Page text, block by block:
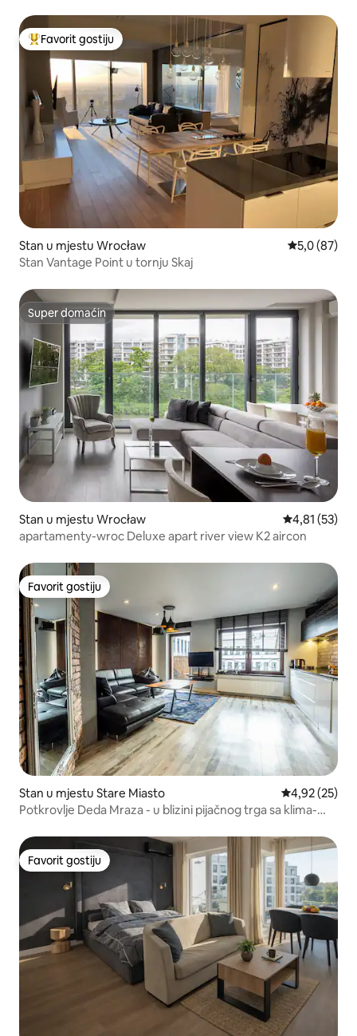
Glavni favorit gostiju
Favorit gostiju
Stan u mjestu Wrocław prosječna
5,0 (87)
Stan Vantage Point u tornju Skaj
Super domaćin
Super domaćin
Stan u mjestu Wrocław prosječna
4,81 (53)
apartamenty-wroc Deluxe apart river view K2 aircon
Favorit gostiju
Favorit gostiju
Stan u mjestu Stare Miasto prosječna
4,92 (25)
Potkrovlje Deda Mraza - u blizini pijačnog trga sa klima-
Favorit gostiju
Favorit gostiju